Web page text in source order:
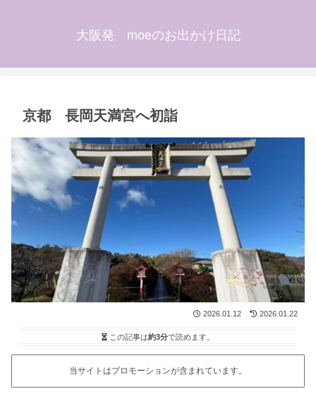
大阪発 moeのお出かけ日記
京都 長岡天満宮へ初詣
2026.01.12 2026.01.22
この記事は約3分で読めます。
当サイトはプロモーションが含まれています。